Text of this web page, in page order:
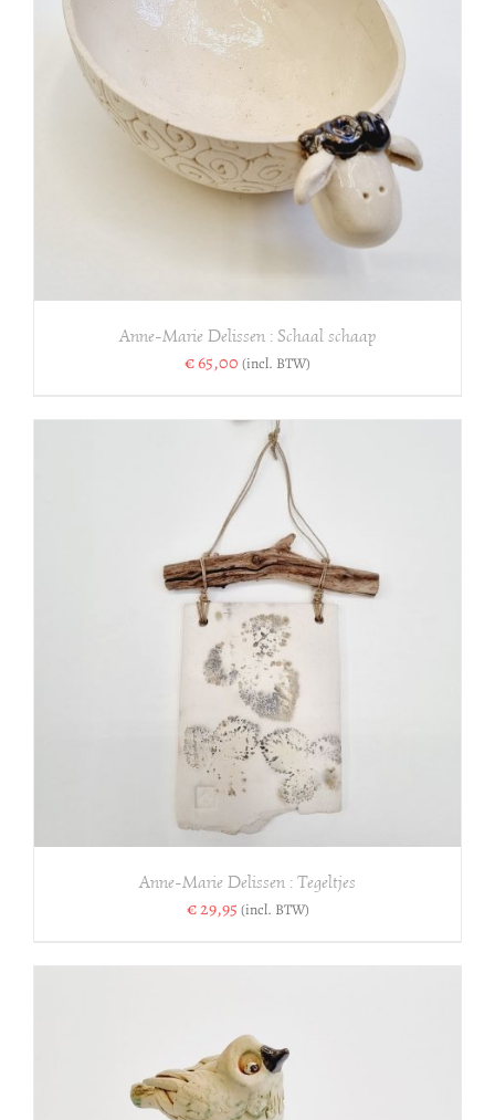
Anne-Marie Delissen : Schaal schaap
€65,00 (incl. BTW)
Anne-Marie Delissen : Tegeltjes
€29,95 (incl. BTW)